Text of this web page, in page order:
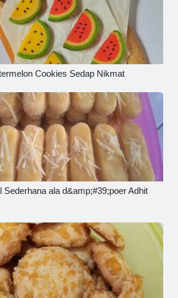
Cookies Sedap Nikmat
Sederhana ala d&amp;#39;poer Adhit